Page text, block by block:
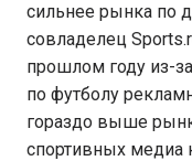
сильнее рынка по
совладелец
прошлом году из-
по футболу
гораздо выше
спортивных медиа